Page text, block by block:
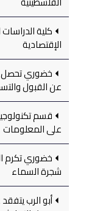
كلية
الإقتصادية
خضوري تحصل
عن القبول
قسم
على المعلومات
خضوري تكرم
شجرة السماء
أبو الرب